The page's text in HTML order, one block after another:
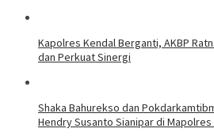
Kapolres Kendal Berganti, AKBP
dan Perkuat Sinergi
​Shaka Bahurekso dan
Hendry Susanto Sianipar di